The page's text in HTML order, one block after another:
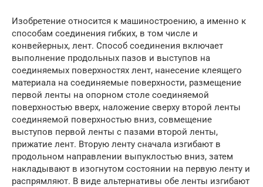
Изобретение относится к машиностроению, а именно к
способам соединения гибких, в том числе и
конвейерных, лент. Способ соединения включает
выполнение продольных пазов и выступов на
соединяемых поверхностях лент, нанесение клеящего
материала на соединяемые поверхности, размещение
первой ленты на опорном столе соединяемой
поверхностью вверх, наложение сверху второй ленты
соединяемой поверхностью вниз, совмещение
выступов первой ленты с пазами второй ленты,
прижатие лент. Вторую ленту сначала изгибают в
продольном направлении выпуклостью вниз, затем
накладывают в изогнутом состоянии на первую ленту и
распрямляют. В виде альтернативы обе ленты изгибают